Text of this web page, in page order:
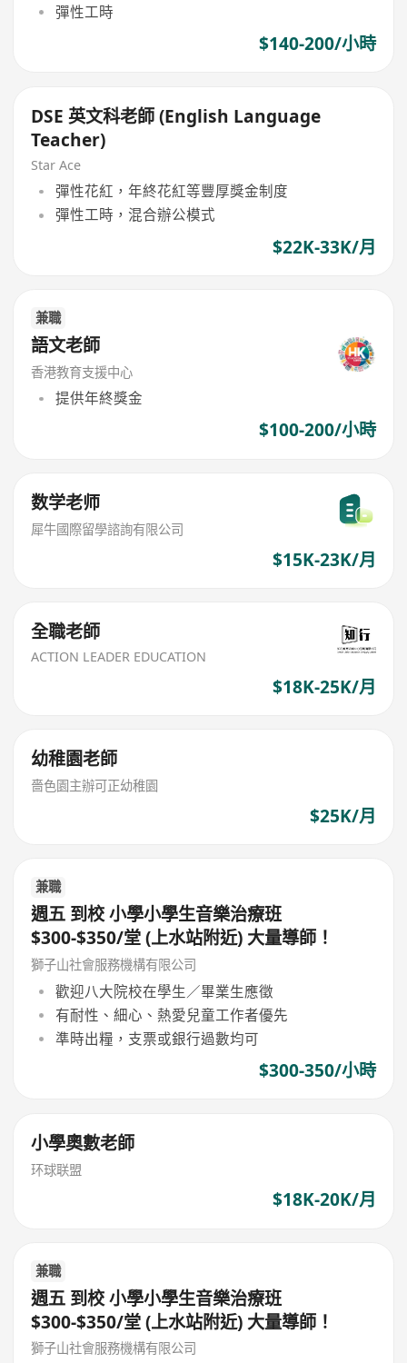
彈性工時
$140-200/小時
DSE 英文科老師 (English Language
Teacher)
Star Ace
彈性花紅，年終花紅等豐厚獎金制度
彈性工時，混合辦公模式
$22K-33K/月
兼職
語文老師
香港教育支援中心
提供年終獎金
$100-200/小時
数学老师
犀牛國際留學諮詢有限公司
$15K-23K/月
全職老師
ACTION LEADER EDUCATION
$18K-25K/月
幼稚園老師
嗇色園主辦可正幼稚園
$25K/月
兼職
週五 到校 小學小學生音樂治療班
$300-$350/堂 (上水站附近) 大量導師！
獅子山社會服務機構有限公司
歡迎八大院校在學生／畢業生應徵
有耐性、細心、熱愛兒童工作者優先
準時出糧，支票或銀行過數均可
$300-350/小時
小學奧數老師
环球联盟
$18K-20K/月
兼職
週五 到校 小學小學生音樂治療班
$300-$350/堂 (上水站附近) 大量導師！
獅子山社會服務機構有限公司